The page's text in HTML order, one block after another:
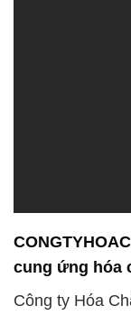
cung ứng hóa
Công ty Hóa